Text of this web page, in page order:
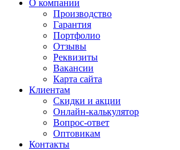
О компании
Производство
Гарантия
Портфолио
Отзывы
Реквизиты
Вакансии
Карта сайта
Клиентам
Скидки и акции
Онлайн-калькулятор
Вопрос-ответ
Оптовикам
Контакты